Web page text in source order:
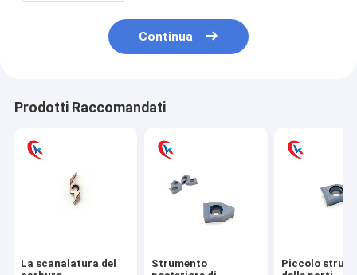
Continua
Prodotti Raccomandati
La scanalatura del
Strumento
Piccolo